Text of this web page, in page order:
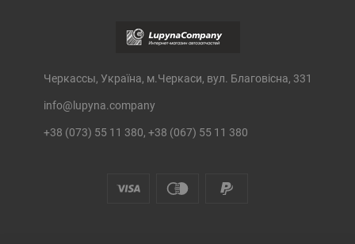
Черкассы, Україна, м.Черкаси, вул. Благовісна, 331
info@lupyna.company
+38 (073) 55 11 380, +38 (067) 55 11 380